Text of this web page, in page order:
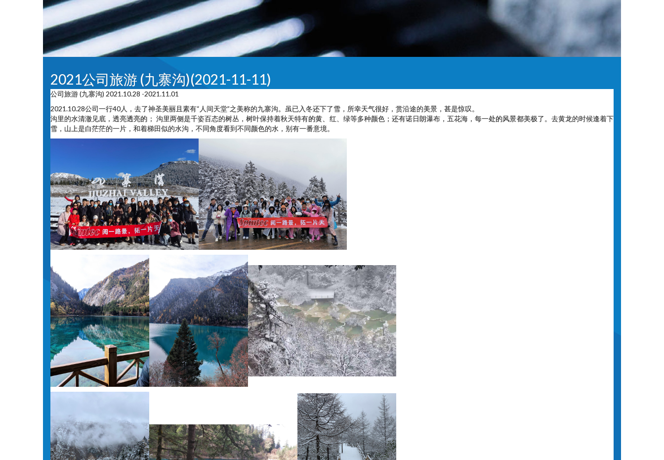
2021公司旅游 (九寨沟)(2021-11-11)
公司旅游 (九寨沟) 2021.10.28 -2021.11.01
2021.10.28公司一行40人，去了神圣美丽且素有“人间天堂”之美称的九寨沟。虽已入冬还下了雪，所幸天气很好，赏沿途的美景，甚是惊叹。
沟里的水清澈见底，透亮透亮的； 沟里两侧是千姿百态的树丛，树叶保持着秋天特有的黄、红、绿等多种颜色；还有诺日朗瀑布，五花海，每一处的风景都美极了。去黄龙的时候逢着下
雪，山上是白茫茫的一片，和着梯田似的水沟，不同角度看到不同颜色的水，别有一番意境。